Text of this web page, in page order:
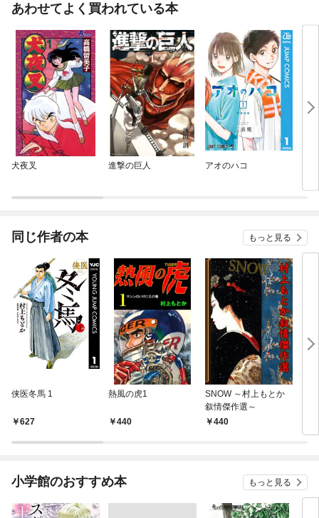
あわせてよく買われている本
犬夜叉 進撃の巨人 アオのハコ
同じ作者の本 もっと見る
侠医冬馬 1
627
熱風の虎1
440
SNOW ～村上もとか
叙情傑作選～
440
小学館のおすすめ本 もっと見る